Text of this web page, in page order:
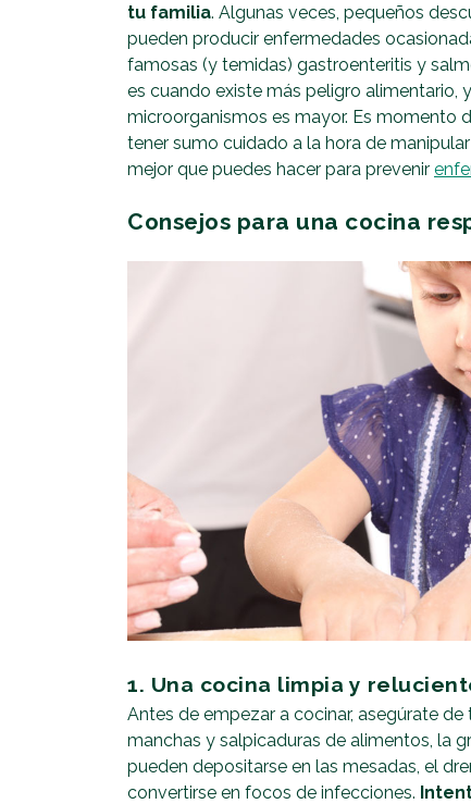
tu familia. Algunas veces, pequeños
pueden producir enfermedades
famosas (y temidas) gastroenteritis y
es cuando existe más peligro alimentario,
microorganismos es mayor. Es momento
tener sumo cuidado a la hora de
mejor que puedes hacer para prevenir
Consejos para una cocina
1. Una cocina limpia y
Antes de empezar a cocinar, asegúrate
manchas y salpicaduras de alimentos, la
pueden depositarse en las mesadas, el
convertirse en focos de infecciones.